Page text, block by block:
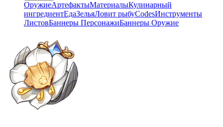
ОружиеАртефактыМатериалыКулинарный
ингредиентЕдаЗельяЛовит рыбуCodesИнструменты
ЛистовБаннеры ПерсонажиБаннеры Оружие